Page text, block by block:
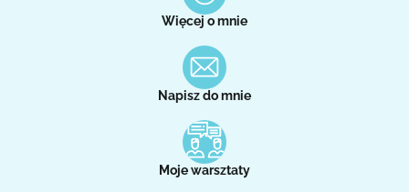
Więcej o mnie
Napisz do mnie
Moje warsztaty